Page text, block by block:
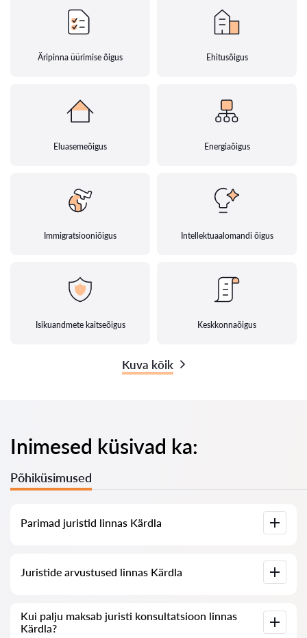
Äripinna üürimise õigus Ehitusõigus
Eluasemeõigus Energiaõigus
Immigratsiooniõigus Intellektuaalomandi õigus
Isikuandmete kaitseõigus Keskkonnaõigus
Kuva kõik
Inimesed küsivad ka:
Põhiküsimused
Parimad juristid linnas Kärdla
Kärdla koos täieliku infoga: hinnad, arvustused,
Juristide arvustused linnas Kärdla
me ei kustuta negatiivseid arvustusi ega võimalda nende
manipuleerimist.
Kui palju maksab juristi konsultatsioon linnas
Kärdla?